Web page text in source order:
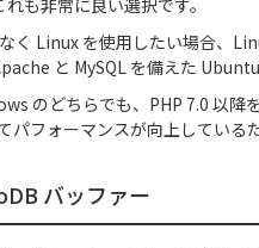
も非常に良い選択です。
く Linux を使用したい場合、
と MySQL を備えた
のどちらでも、PHP 7.0 以降
パフォーマンスが向上している
バッファー